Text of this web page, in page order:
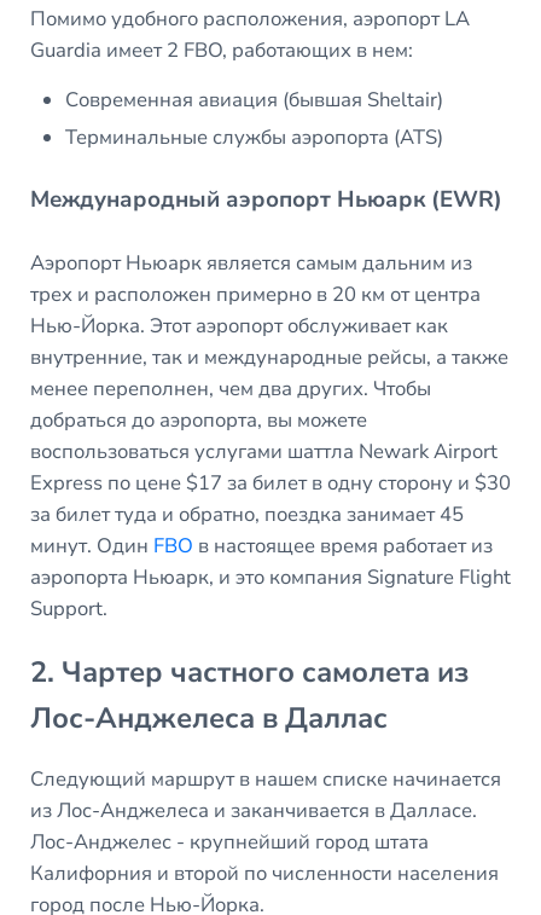
Помимо удобного расположения, аэропорт LA
Guardia имеет 2 FBO, работающих в нем:
Современная авиация (бывшая Sheltair)
Терминальные службы аэропорта (ATS)
Международный аэропорт Ньюарк (EWR)
Аэропорт Ньюарк является самым дальним из
трех и расположен примерно в 20 км от центра
Нью-Йорка. Этот аэропорт обслуживает как
внутренние, так и международные рейсы, а также
менее переполнен, чем два других. Чтобы
добраться до аэропорта, вы можете
воспользоваться услугами шаттла Newark Airport
Express по цене $17 за билет в одну сторону и $30
за билет туда и обратно, поездка занимает 45
минут. Один FBO в настоящее время работает из
аэропорта Ньюарк, и это компания Signature Flight
Support.
2. Чартер частного самолета из
Лос-Анджелеса в Даллас
Следующий маршрут в нашем списке начинается
из Лос-Анджелеса и заканчивается в Далласе.
Лос-Анджелес - крупнейший город штата
Калифорния и второй по численности населения
город после Нью-Йорка.